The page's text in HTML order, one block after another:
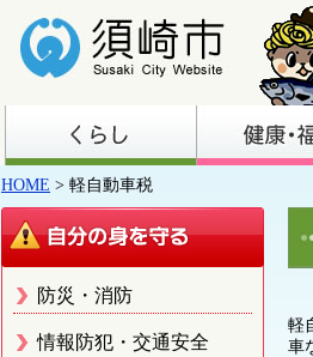
HOME > 軽自動車税
防災・消防
情報防犯・交通安全
軽
車